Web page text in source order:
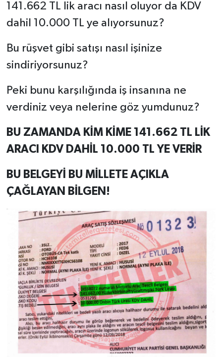
141.662 TL lik aracı nasıl oluyor da KDV
dahil 10.000 TL ye alıyorsunuz?
Bu rüşvet gibi satışı nasıl işinize
sindiriyorsunuz?
Peki bunu karşılığında iş insanına ne
verdiniz veya nelerine göz yumdunuz?
BU ZAMANDA KİM KİME 141.662 TL LİK
ARACI KDV DAHİL 10.000 TL YE VERİR
BU BELGEYİ BU MİLLETE AÇIKLA
ÇAĞLAYAN BİLGEN!